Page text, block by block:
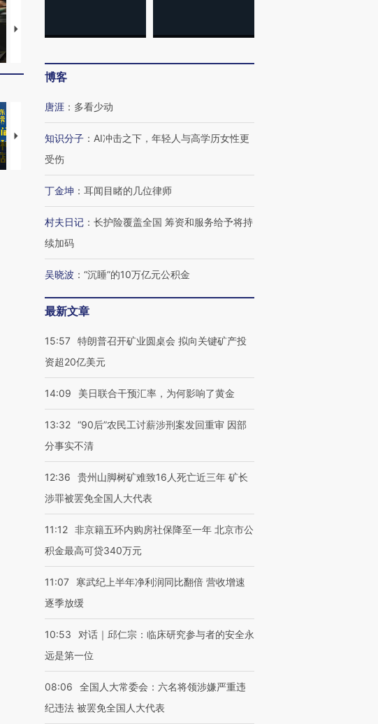
马航飞行员跨国走私7万
【推广】走进第四届链博
【商旅对话】华住集团
博客
唐涯 ： 多看少动
知识分子 ： AI冲击之下，年轻人与高学历女性更
受伤
丁金坤 ： 耳闻目睹的几位律师
村夫日记 ： 长护险覆盖全国 筹资和服务给予将持
续加码
吴晓波 ： “沉睡”的10万亿元公积金
最新文章
15:57 特朗普召开矿业圆桌会 拟向关键矿产投
资超20亿美元
14:09 美日联合干预汇率，为何影响了黄金
13:32 “90后”农民工讨薪涉刑案发回重审 因部
分事实不清
12:36
贵州山脚树矿难致16人死亡近三年 矿长
涉罪被罢免全国人大代表
11:12 非京籍五环内购房社保降至一年 北京市公
积金最高可贷340万元
11:07
寒武纪上半年净利润同比翻倍 营收增速
逐季放缓
10:53
对话｜邱仁宗：临床研究参与者的安全永
远是第一位
08:06
全国人大常委会：六名将领涉嫌严重违
纪违法 被罢免全国人大代表